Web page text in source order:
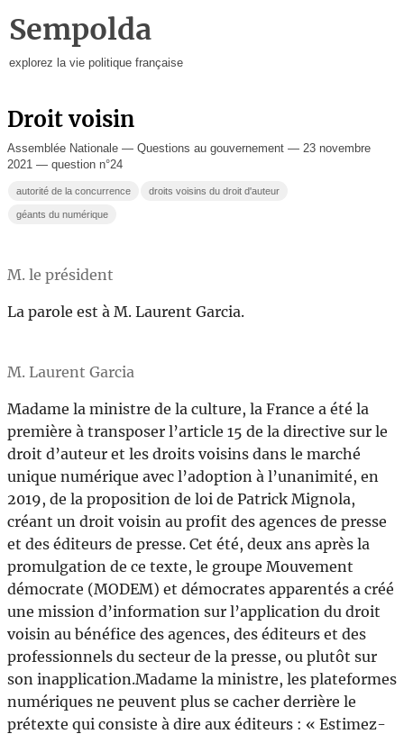
Sempolda
explorez la vie politique française
Droit voisin
Assemblée Nationale — Questions au gouvernement — 23 novembre
2021 — question n°24
autorité de la concurrence droits voisins du droit d'auteur
géants du numérique
M. le président
La parole est à M. Laurent Garcia.
M. Laurent Garcia
Madame la ministre de la culture, la France a été la
première à transposer l’article 15 de la directive sur le
droit d’auteur et les droits voisins dans le marché
unique numérique avec l’adoption à l’unanimité, en
2019, de la proposition de loi de Patrick Mignola,
créant un droit voisin au profit des agences de presse
et des éditeurs de presse. Cet été, deux ans après la
promulgation de ce texte, le groupe Mouvement
démocrate (MODEM) et démocrates apparentés a créé
une mission d’information sur l’application du droit
voisin au bénéfice des agences, des éditeurs et des
professionnels du secteur de la presse, ou plutôt sur
son inapplication.Madame la ministre, les plateformes
numériques ne peuvent plus se cacher derrière le
prétexte qui consiste à dire aux éditeurs : « Estimez-